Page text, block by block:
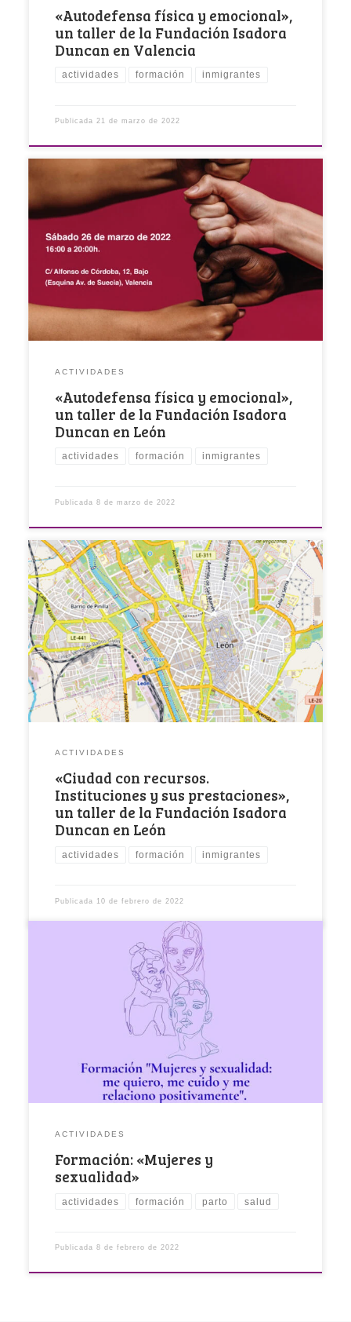
«Autodefensa física y emocional»,
un taller de la Fundación Isadora
Duncan en Valencia
actividades formación inmigrantes
Publicada 21 de marzo de 2022
Con frecuencia hablamos y trabajamos las
agresiones por violencia de género desde sus
manifestaciones, intentando […]
ACTIVIDADES
«Autodefensa física y emocional»,
un taller de la Fundación Isadora
Duncan en León
actividades formación inmigrantes
Publicada 8 de marzo de 2022
La Fundación de Familias Monoparentales Isadora
Duncan organiza en el marco del programa
“Centro de […]
ACTIVIDADES
«Ciudad con recursos.
Instituciones y sus prestaciones»,
un taller de la Fundación Isadora
Duncan en León
actividades formación inmigrantes
Publicada 10 de febrero de 2022
En la FFM Isadora Duncan empezamos el año
trabajando en beneficio de las mujeres, en […]
ACTIVIDADES
Formación: «Mujeres y
sexualidad»
actividades formación parto salud
Publicada 8 de febrero de 2022